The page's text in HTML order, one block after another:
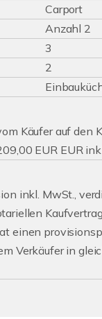
Carport
Anzahl 2
3
2
Käufer auf den
EUR EUR
inkl. MwSt.,
einen
Verkäufer in